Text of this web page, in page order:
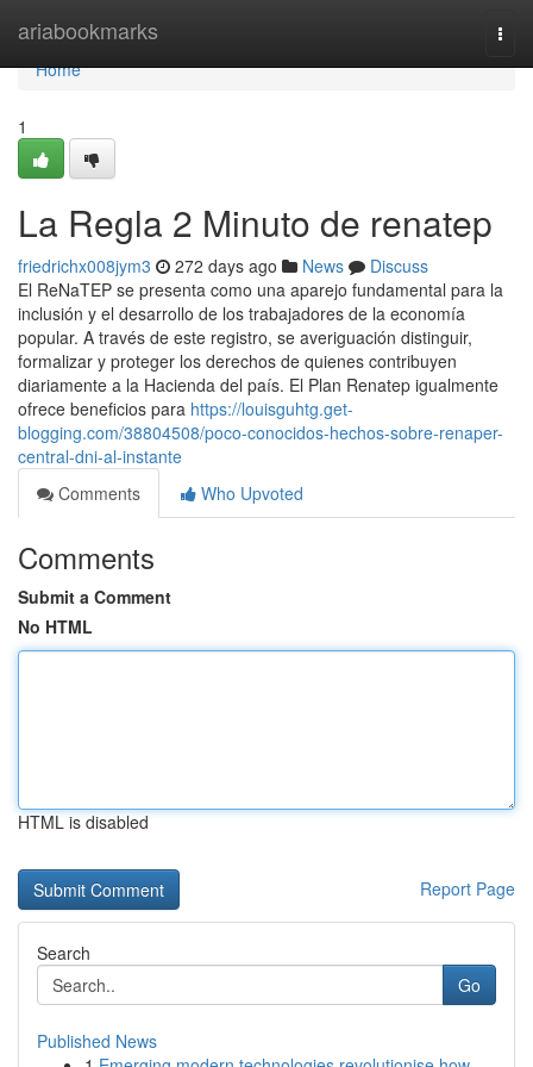
ariabookmarks
Home
Home
1
La Regla 2 Minuto de renatep
friedrichx008jym3 272 days ago News
Discuss
El⁣ ReNaTEP se presenta como ‍una ⁣aparejo fundamental para la
inclusión y el desarrollo de los trabajadores de la economía
popular. ⁣A través de este registro,⁣ se averiguación distinguir,
formalizar y proteger los derechos de quienes contribuyen
diariamente a la Hacienda del país. El Plan Renatep igualmente
ofrece beneficios para https://louisguhtg.get-
blogging.com/38804508/poco-conocidos-hechos-sobre-renaper-
central-dni-al-instante
Comments
Who Upvoted
Comments
Submit a Comment
No HTML
HTML is disabled
Report Page
Search
Go
Published News